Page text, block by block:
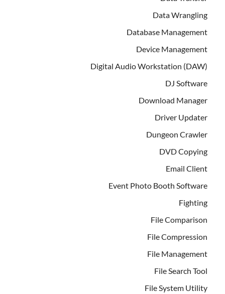
Data Wrangling
Database Management
Device Management
Digital Audio Workstation (DAW)
DJ Software
Download Manager
Driver Updater
Dungeon Crawler
DVD Copying
Email Client
Event Photo Booth Software
Fighting
File Comparison
File Compression
File Management
File Search Tool
File System Utility